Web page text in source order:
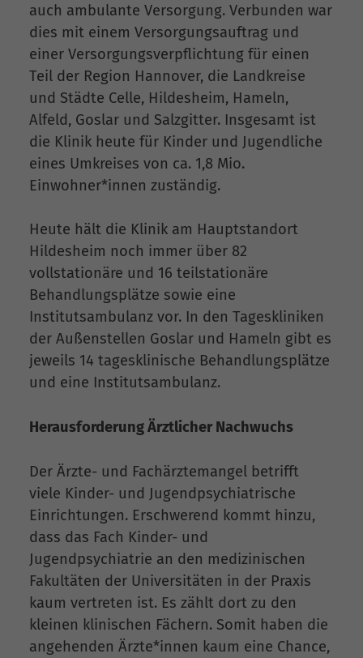
auch ambulante Versorgung. Verbunden war
dies mit einem Versorgungsauftrag und
einer Versorgungsverpflichtung für einen
Teil der Region Hannover, die Landkreise
und Städte Celle, Hildesheim, Hameln,
Alfeld, Goslar und Salzgitter. Insgesamt ist
die Klinik heute für Kinder und Jugendliche
eines Umkreises von ca. 1,8 Mio.
Einwohner*innen zuständig.
Heute hält die Klinik am Hauptstandort
Hildesheim noch immer über 82
vollstationäre und 16 teilstationäre
Behandlungsplätze sowie eine
Institutsambulanz vor. In den Tageskliniken
der Außenstellen Goslar und Hameln gibt es
jeweils 14 tagesklinische Behandlungsplätze
und eine Institutsambulanz.
Herausforderung Ärztlicher Nachwuchs
Der Ärzte- und Fachärztemangel betrifft
viele Kinder- und Jugendpsychiatrische
Einrichtungen. Erschwerend kommt hinzu,
dass das Fach Kinder- und
Jugendpsychiatrie an den medizinischen
Fakultäten der Universitäten in der Praxis
kaum vertreten ist. Es zählt dort zu den
kleinen klinischen Fächern. Somit haben die
angehenden Ärzte*innen kaum eine Chance,